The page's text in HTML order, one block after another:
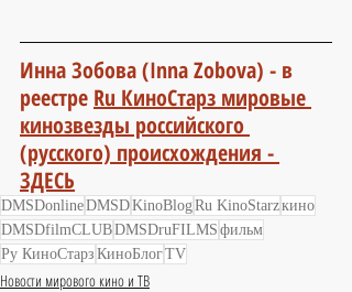
Инна Зобова (Inna Zobova) - в
реестре Ru КиноСтарз мировые
кинозвезды российского
(русского) происхождения -
ЗДЕСЬ
DMSDonlineDMSDKinoBlogRu KinoStarzкино
DMSDfilmCLUBDMSDruFILMS фильм
Ру КиноСтарз КиноБлогTV
Новости мирового кино и ТВ